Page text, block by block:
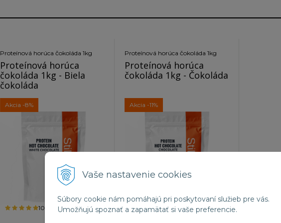
Vaše nastavenie cookies
Súbory cookie nám pomáhajú pri poskytovaní služieb pre vás.
Umožňujú spoznať a zapamätať si vaše preferencie.
Proteínová horúca čokoláda 1kg
Proteínová horúca
čokoláda 1kg - Biela
čokoláda
Akcia -8%
100%
Proteínová horúca čokoláda 1kg
Proteínová horúca
čokoláda 1kg - Čokoláda
Akcia -11%
97%